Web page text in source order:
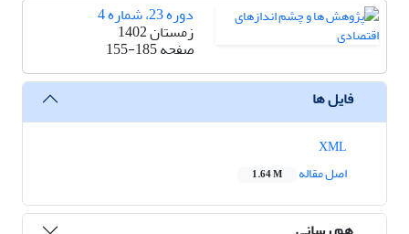
دوره 23، شماره 4
زمستان 1402
صفحه155-185
فایل ها
اصل مقاله
1.64 M